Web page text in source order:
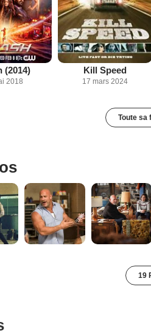
(2014)
2018
Kill Speed
17 mars 2024
Toute sa
19